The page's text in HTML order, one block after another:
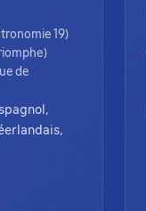
19)
de